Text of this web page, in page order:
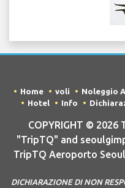
Home voli Noleggio
Hotel
Info
COPYRIGHT © 2026
"TripTQ" and
TripTQ Aeroporto
DICHIARAZIONE DI NON